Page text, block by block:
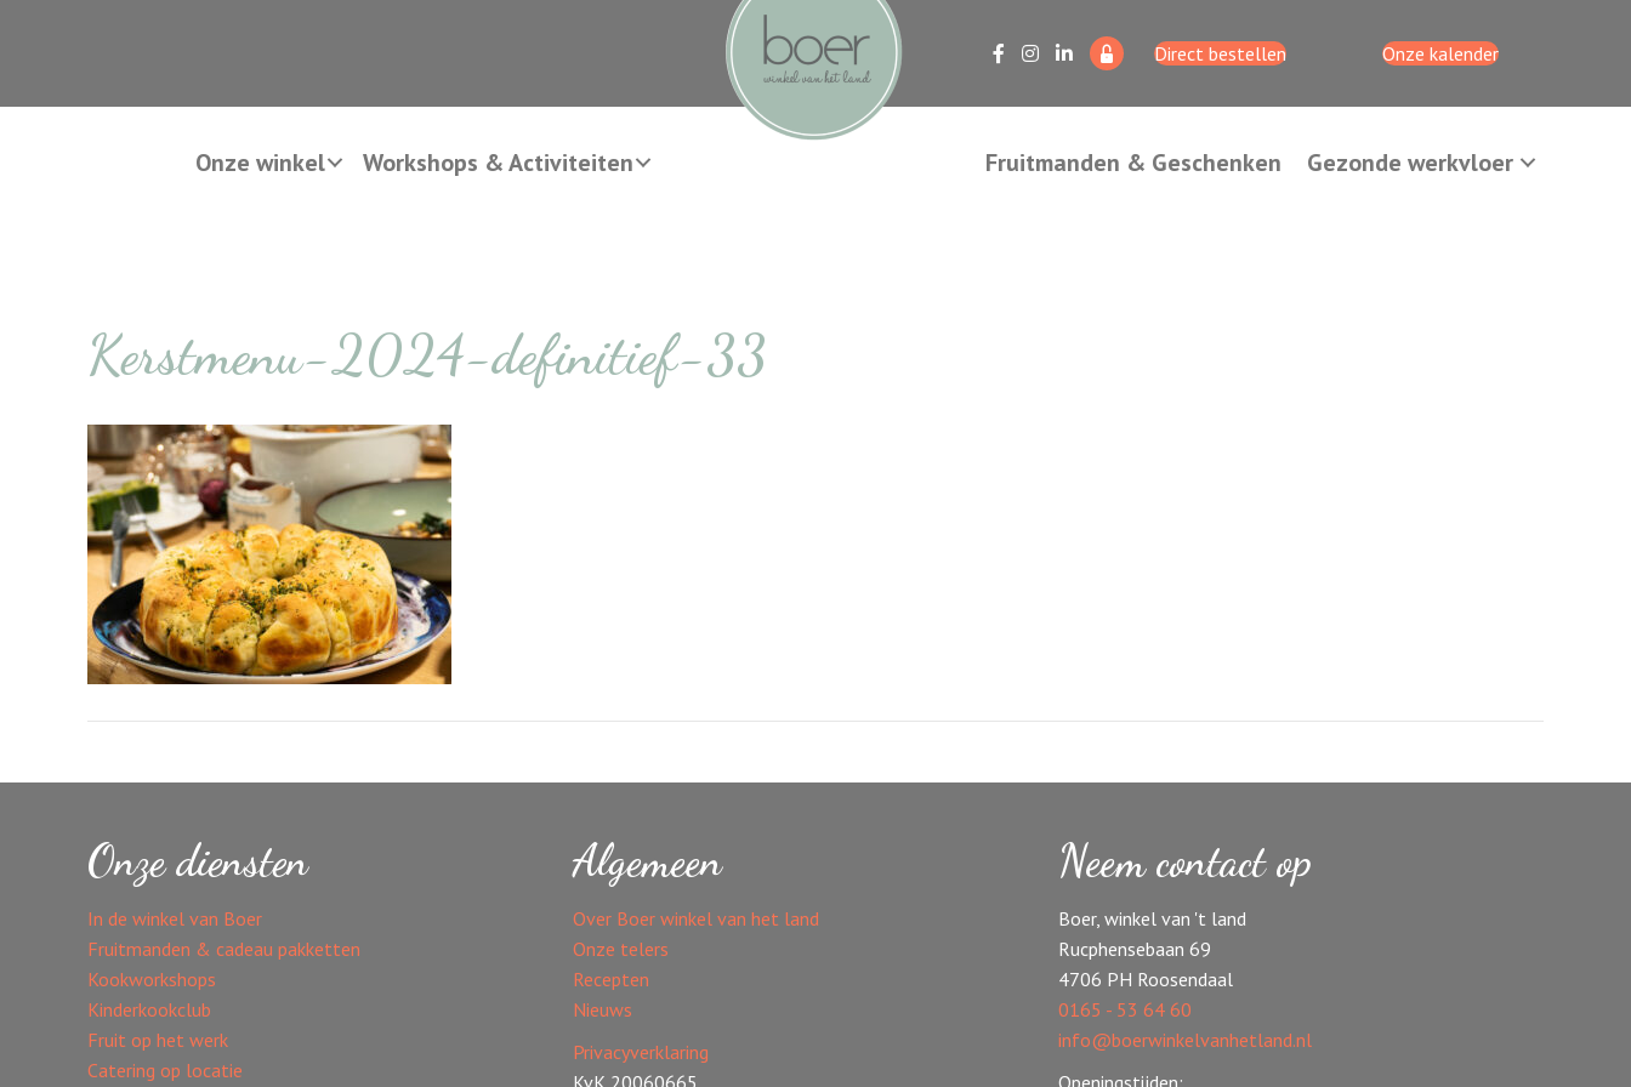
Direct bestellen Onze kalender
Onze winkel Workshops & Activiteiten Fruitmanden & Geschenken Gezonde werkvloer
Kerstmenu-2024-definitief-33
Onze diensten
In de winkel van Boer
Fruitmanden & cadeau pakketten
Kookworkshops
Kinderkookclub
Fruit op het werk
Catering op locatie
Algemeen
Over Boer winkel van het land
Onze telers
Recepten
Nieuws
Privacyverklaring
KvK 20060665
Neem contact op
Boer, winkel van 't land
Rucphensebaan 69
4706 PH Roosendaal
0165 - 53 64 60
info@boerwinkelvanhetland.nl
Openingstijden: